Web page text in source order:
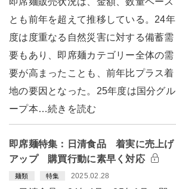
とも前年を超えて推移している。24年
度は度重なる自然災害に対する備蓄需
要もあり、即席麺カテゴリー全体の需
要が高まったことも、前年比プラス着
地の要因となった。25年度は国分グル
ープ本…続きを読む
即席麺特集：日清食品 着実に売上げ
アップ 購買行動に素早く対応
麺類 特集 2025.02.28